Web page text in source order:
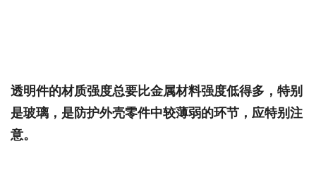
透明件的材质强度总要比金属材料强度低得多，特别
是玻璃，是防护外壳零件中较薄弱的环节，应特别注
意。